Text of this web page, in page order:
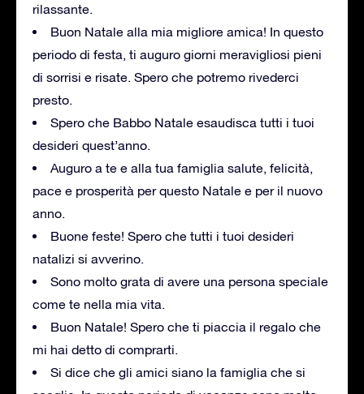
rilassante.
Buon Natale alla mia migliore amica! In questo
periodo di festa, ti auguro giorni meravigliosi pieni
di sorrisi e risate. Spero che potremo rivederci
presto.
Spero che Babbo Natale esaudisca tutti i tuoi
desideri quest’anno.
Auguro a te e alla tua famiglia salute, felicità,
pace e prosperità per questo Natale e per il nuovo
anno.
Buone feste! Spero che tutti i tuoi desideri
natalizi si avverino.
Sono molto grata di avere una persona speciale
come te nella mia vita.
Buon Natale! Spero che ti piaccia il regalo che
mi hai detto di comprarti.
Si dice che gli amici siano la famiglia che si